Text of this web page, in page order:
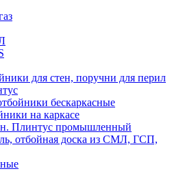
для стен, поручни для перил
бескаркасные
на каркасе
Плинтус промышленный
отбойная доска из СМЛ, ГСП,